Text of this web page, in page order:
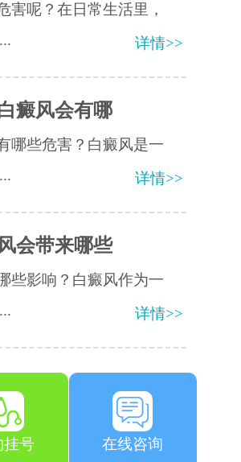
害呢？在日常生活里，
详情>>
癜风会有哪
哪些危害？白癜风是一
详情>>
会带来哪些
些影响？白癜风作为一
详情>>
挂号 在线咨询